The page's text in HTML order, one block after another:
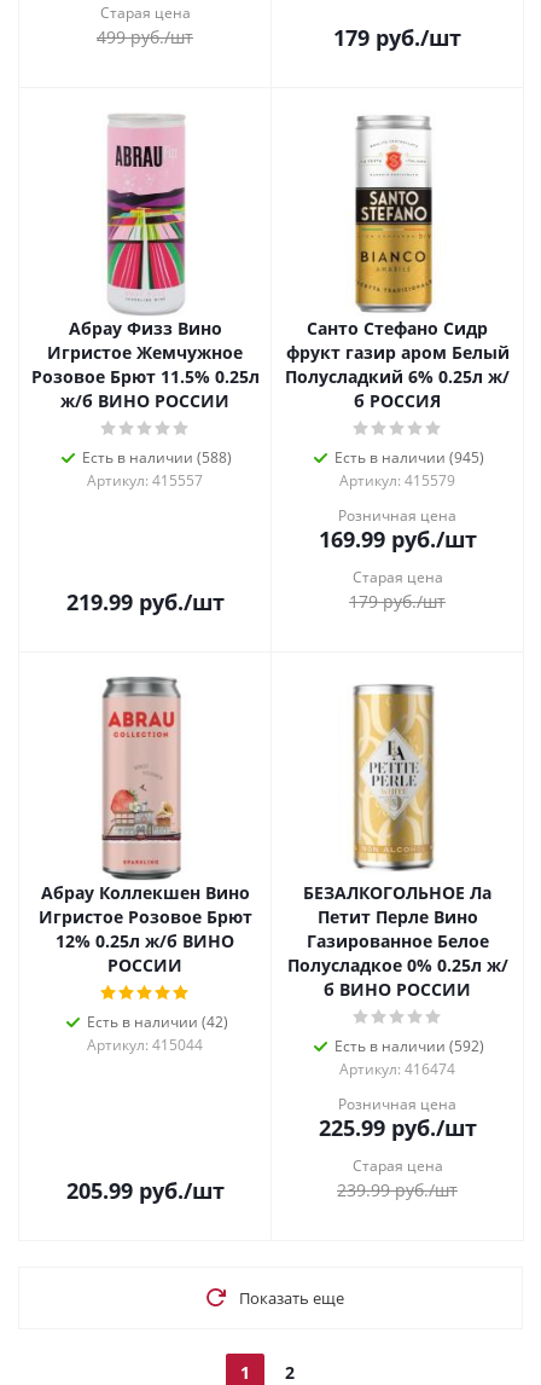
Старая цена
499руб./шт 179 руб./шт
Абрау Физз Вино
Игристое Жемчужное
Розовое Брют 11.5% 0.25л
ж/б ВИНО РОССИИ
Есть в наличии (588)
Артикул: 415557
219.99руб./шт
Санто Стефано Сидр
фрукт газир аром Белый
Полусладкий 6% 0.25л ж/
б РОССИЯ
Есть в наличии (945)
Артикул: 415579
Розничная цена
169.99руб./шт
Старая цена
179руб./шт
Абрау Коллекшен Вино
Игристое Розовое Брют
12% 0.25л ж/б ВИНО
РОССИИ
Есть в наличии (42)
Артикул: 415044
205.99руб./шт
БЕЗАЛКОГОЛЬНОЕ Ла
Петит Перле Вино
Газированное Белое
Полусладкое 0% 0.25л ж/
б ВИНО РОССИИ
Есть в наличии (592)
Артикул: 416474
Розничная цена
225.99руб./шт
Старая цена
239.99руб./шт
Показать еще
1 2